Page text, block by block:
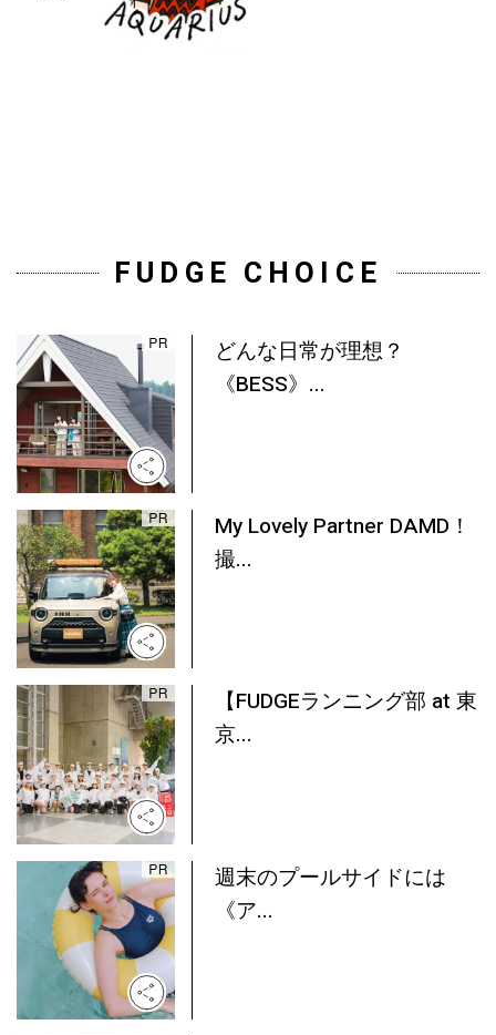
FUDGE CHOICE
どんな日常が理想？
《BESS》...
My Lovely Partner DAMD！
撮...
【FUDGEランニング部 at 東
京...
週末のプールサイドには
《ア...